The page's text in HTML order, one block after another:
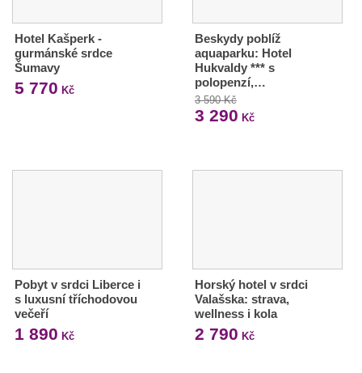
Hotel Kašperk -
gurmánské srdce
Šumavy
5 770 Kč
Beskydy poblíž
aquaparku: Hotel
Hukvaldy *** s
polopenzí,…
3 590 Kč
3 290 Kč
Pobyt v srdci Liberce i
s luxusní tříchodovou
večeří
1 890 Kč
Horský hotel v srdci
Valašska: strava,
wellness i kola
2 790 Kč